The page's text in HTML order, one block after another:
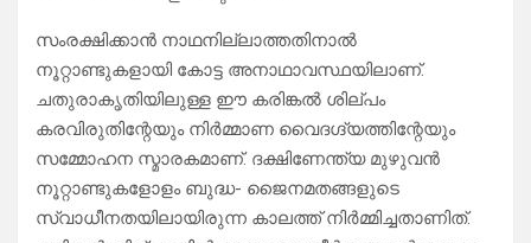
സംരക്ഷിക്കാൻ നാഥനില്ലാത്തതിനാൽ
നൂറ്റാണ്ടുകളായി കോട്ട അനാഥാവസ്ഥയിലാണ്.
ചതുരാകൃതിയിലുള്ള ഈ കരിങ്കൽ ശില്പം
കരവിരുതിന്റേയും നിർമ്മാണ വൈദഗ്ദ്യത്തിന്റേയും
സമ്മോഹന സ്മാരകമാണ്. ദക്ഷിണേന്ത്യ മുഴുവൻ
നൂറ്റാണ്ടുകളോളം ബുദ്ധ- ജൈനമതങ്ങളുടെ
സ്വാധീനതയിലായിരുന്ന കാലത്ത് നിർമ്മിച്ചതാണിത്.